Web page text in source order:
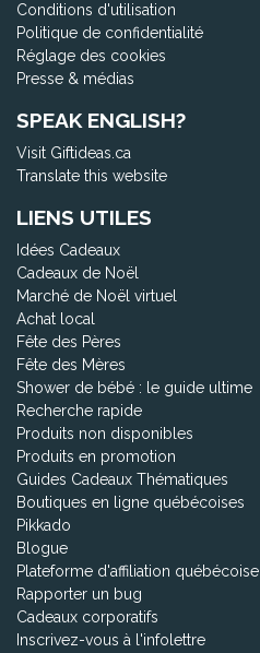
Conditions d'utilisation
Politique de confidentialité
Réglage des cookies
Presse & médias
SPEAK ENGLISH?
Visit Giftideas.ca
Translate this website
LIENS UTILES
Idées Cadeaux
Cadeaux de Noël
Marché de Noël virtuel
Achat local
Fête des Pères
Fête des Mères
Shower de bébé : le guide ultime
Recherche rapide
Produits non disponibles
Produits en promotion
Guides Cadeaux Thématiques
Boutiques en ligne québécoises
Pikkado
Blogue
Plateforme d'affiliation québécoise
Rapporter un bug
Cadeaux corporatifs
Inscrivez-vous à l'infolettre